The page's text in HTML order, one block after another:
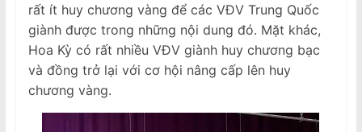
rất ít huy chương vàng để các VĐV Trung Quốc
giành được trong những nội dung đó. Mặt khác,
Hoa Kỳ có rất nhiều VĐV giành huy chương bạc
và đồng trở lại với cơ hội nâng cấp lên huy
chương vàng.